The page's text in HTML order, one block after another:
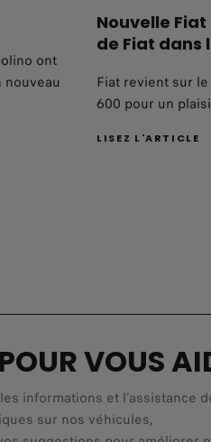
ont
Nouvelle
de Fiat dans
Fiat revient sur
600 pour un
LISEZ L'ARTICLE
VOUS
informations et l'assistance
sur nos véhicules,